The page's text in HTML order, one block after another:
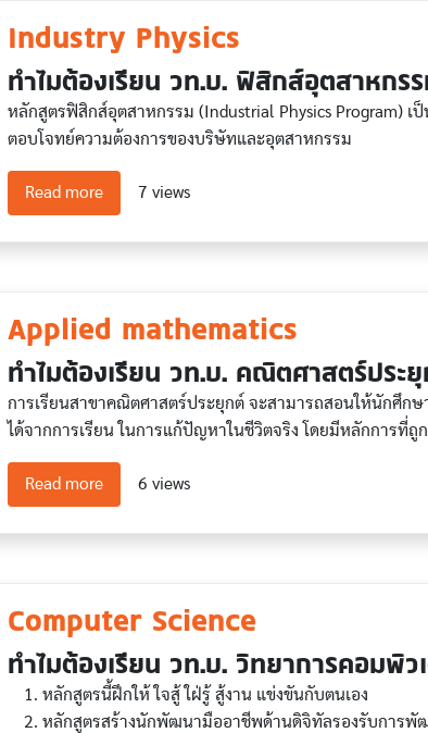
Industry Physics
ทำไมต้องเรียน วท.บ. ฟิสิกส์อุตสาหกร
หลักสูตรฟิสิกส์อุตสาหกรรม (Industrial Physics Program)
ตอบโจทย์ความต้องการของบริษัทและอุตสาหกรรม
Read moreabout Industry Physics
7 views
Applied mathematics
ทำไมต้องเรียน วท.บ. คณิตศาสตร์ประ
การเรียนสาขาคณิตศาสตร์ประยุกต์ จะสามารถสอนให้นักศึก
ได้จากการเรียน ในการแก้ปัญหาในชีวิตจริง โดยมีหลักการที่ถู
Read moreabout Applied mathematics
6 views
Computer Science
ทำไมต้องเรียน วท.บ. วิทยาการคอมพิว
หลักสูตรนี้ฝึกให้ ใจสู้ ใฝ่รู้ สู้งาน แข่งขันกับตนเอง
หลักสูตรสร้างนักพัฒนามืออาชีพด้านดิจิทัลรองรับการพั